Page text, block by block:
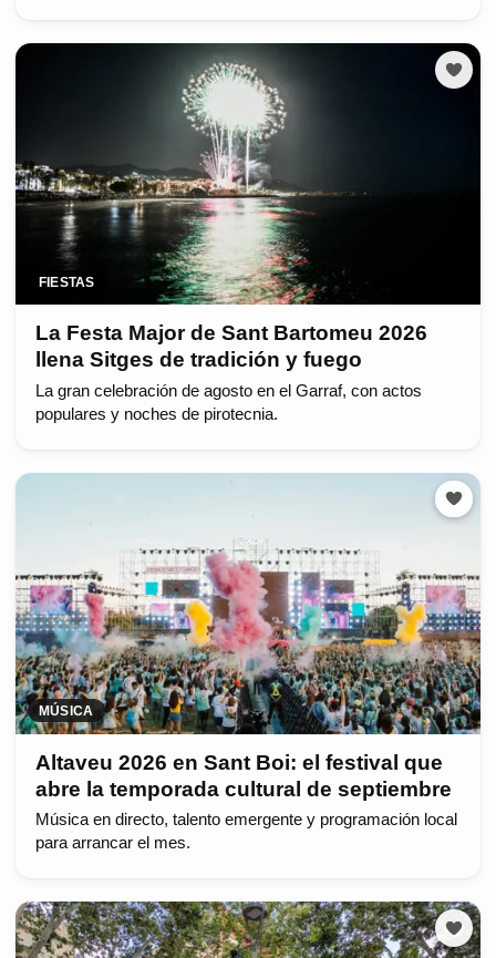
FIESTAS
La Festa Major de Sant Bartomeu 2026
llena Sitges de tradición y fuego
La gran celebración de agosto en el Garraf, con actos
populares y noches de pirotecnia.
MÚSICA
Altaveu 2026 en Sant Boi: el festival que
abre la temporada cultural de septiembre
Música en directo, talento emergente y programación local
para arrancar el mes.